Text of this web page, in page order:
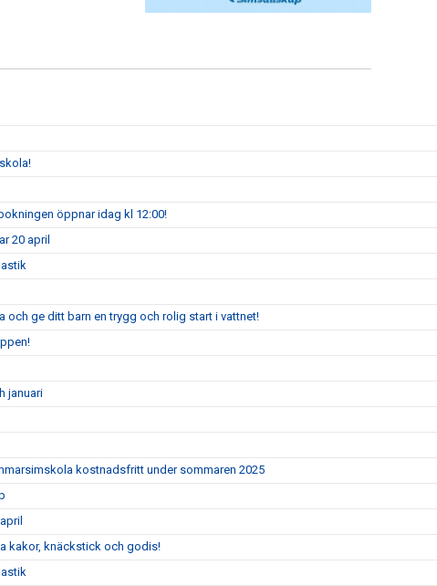
öppnar idag kl 12:00!
20 april
och ge ditt barn en trygg och rolig start i vattnet!
januari
kostnadsfritt under sommaren 2025
kakor, knäckstick och godis!